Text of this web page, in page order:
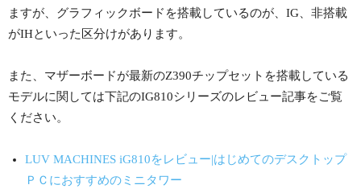
ますが、グラフィックボードを搭載しているのが、IG、非搭載
がIHといった区分けがあります。
また、マザーボードが最新のZ390チップセットを搭載している
モデルに関しては下記のIG810シリーズのレビュー記事をご覧
ください。
LUV MACHINES iG810をレビュー|はじめてのデスクトップ
ＰＣにおすすめのミニタワー